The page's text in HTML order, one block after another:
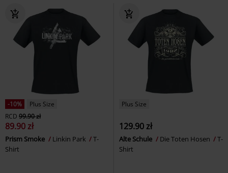
-10%
Plus Size
RCD 99.90 zł
89.90 zł
Prism Smoke Linkin Park
T-
Shirt
Plus Size
129.90 zł
Alte Schule Die Toten Hosen
T-
Shirt